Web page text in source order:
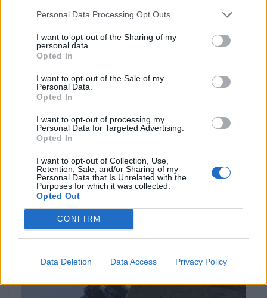
Personal Data Processing Opt Outs
I want to opt-out of the Sharing of my
personal data.
Opted In
I want to opt-out of the Sale of my
Personal Data.
Opted In
I want to opt-out of processing my
Personal Data for Targeted Advertising.
Opted In
I want to opt-out of Collection, Use,
Retention, Sale, and/or Sharing of my
Personal Data that Is Unrelated with the
Purposes for which it was collected.
Opted Out
CONFIRM
Data Deletion Data Access Privacy Policy
Os fãs e entusiastas podem acompanhar cada passo
do processo, desde os esboços iniciais até à
ao longo da competição. Mais sobre os criadores e
detalhes em:
dcustomgallery.com/pt/pt/creators-custom-clash
Com o Creators Custom Clash, a Harley-Davidson
continua a defender a criatividade, a individualidade
e o trabalho artesanal, provando mais uma vez que a
cultura da customização não é uma tendência, mas
sim parte do ADN da marca.